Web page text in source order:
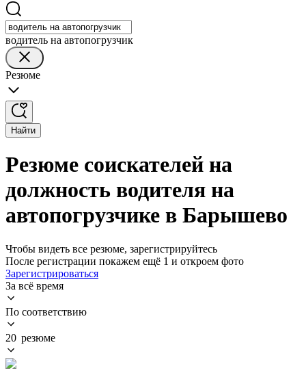
водитель на автопогрузчик
Резюме
Найти
Резюме соискателей на
должность водителя на
автопогрузчике в Барышево
Чтобы видеть все резюме, зарегистрируйтесь
После регистрации покажем ещё 1 и откроем фото
Зарегистрироваться
За всё время
По соответствию
20 резюме